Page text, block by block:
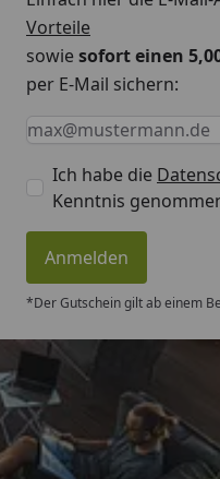
Vorteile
sowiesofort einen
per E-Mail sichern:
Keine Eingabe
Eingabe erforderlich
E-Mail *
Ich habe die
Kenntnis
Anmelden
*Der Gutschein gilt ab einem